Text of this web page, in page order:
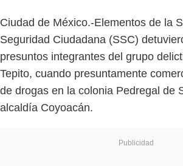
Ciudad de México.-Elementos de la
Seguridad Ciudadana (SSC)
presuntos integrantes del grupo
Tepito, cuando presuntamente
de drogas en la colonia Pedregal de
alcaldía Coyoacán.